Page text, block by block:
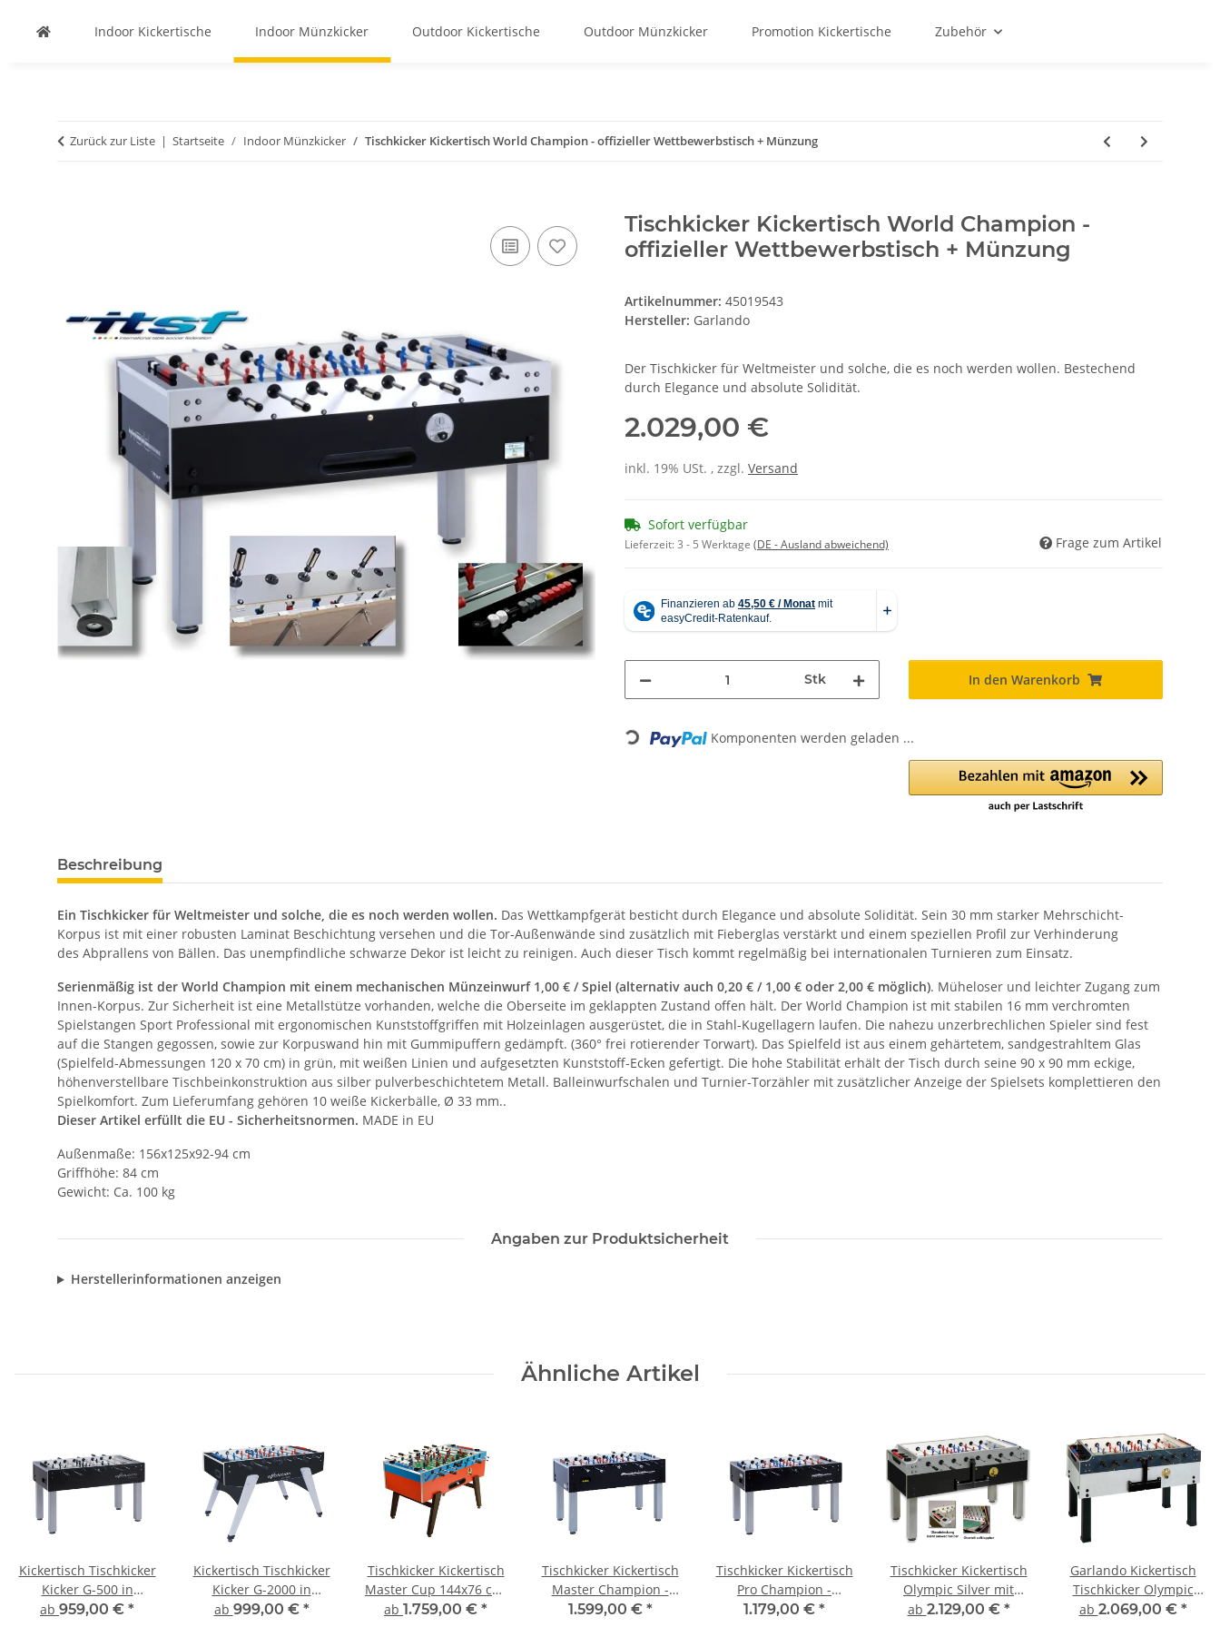
Indoor Kickertische Indoor Münzkicker Outdoor Kickertische Outdoor Münzkicker Promotion Kickertische Zubehör
Zurück zur Liste Startseite Indoor Münzkicker Tischkicker Kickertisch World Champion - offizieller Wettbewerbstisch + Münzung
Tischkicker Kickertisch World Champion -
offizieller Wettbewerbstisch + Münzung
Artikelnummer: 45019543
Hersteller: Garlando
Der Tischkicker für Weltmeister und solche, die es noch werden wollen. Bestechend
durch Elegance und absolute Solidität.
2.029,00 €
inkl. 19% USt. , zzgl. Versand
Sofort verfügbar
Lieferzeit:3 - 5 Werktage (DE - Ausland abweichend) Frage zum Artikel
Stk In den Warenkorb
Loading... Komponenten werden geladen ...
Beschreibung
Ein Tischkicker für Weltmeister und solche, die es noch werden wollen. Das Wettkampfgerät besticht durch Elegance und absolute Solidität. Sein 30 mm starker Mehrschicht-
Korpus ist mit einer robusten Laminat Beschichtung versehen und die Tor-Außenwände sind zusätzlich mit Fieberglas verstärkt und einem speziellen Profil zur Verhinderung
des Abprallens von Bällen. Das unempfindliche schwarze Dekor ist leicht zu reinigen. Auch dieser Tisch kommt regelmäßig bei internationalen Turnieren zum Einsatz.
Serienmäßig ist der World Champion mit einem mechanischen Münzeinwurf 1,00 € / Spiel (alternativ auch 0,20 € / 1,00 € oder 2,00 € möglich). Müheloser und leichter Zugang zum
Innen-Korpus. Zur Sicherheit ist eine Metallstütze vorhanden, welche die Oberseite im geklappten Zustand offen hält. Der World Champion ist mit stabilen 16 mm verchromten
Spielstangen Sport Professional mit ergonomischen Kunststoffgriffen mit Holzeinlagen ausgerüstet, die in Stahl-Kugellagern laufen. Die nahezu unzerbrechlichen Spieler sind fest
auf die Stangen gegossen, sowie zur Korpuswand hin mit Gummipuffern gedämpft. (360° frei rotierender Torwart). Das Spielfeld ist aus einem gehärtetem, sandgestrahltem Glas
(Spielfeld-Abmessungen 120 x 70 cm) in grün, mit weißen Linien und aufgesetzten Kunststoff-Ecken gefertigt. Die hohe Stabilität erhält der Tisch durch seine 90 x 90 mm eckige,
höhenverstellbare Tischbeinkonstruktion aus silber pulverbeschichtetem Metall. Balleinwurfschalen und Turnier-Torzähler mit zusätzlicher Anzeige der Spielsets komplettieren den
Spielkomfort. Zum Lieferumfang gehören 10 weiße Kickerbälle, Ø 33 mm..
Dieser Artikel erfüllt die EU - Sicherheitsnormen. MADE in EU
Außenmaße: 156x125x92-94 cm
Griffhöhe: 84 cm
Gewicht: Ca. 100 kg
Angaben zur Produktsicherheit
Herstellerinformationen anzeigen
Ähnliche Artikel
Kickertisch Tischkicker
Kicker G-500 in
verschiedenen
ab 959,00 € *
Kickertisch Tischkicker
Kicker G-2000 in
verschiedenen
ab 999,00 € *
Tischkicker Kickertisch
Master Cup 144x76 cm,
100 kg mit
ab 1.759,00 € *
Tischkicker Kickertisch
Master Champion -
offizieller
1.599,00 € *
Tischkicker Kickertisch
Pro Champion -
offizieller
1.179,00 € *
Tischkicker Kickertisch
Olympic Silver mit
Münzung und
ab 2.129,00 € *
Garlando Kickertisch
Tischkicker Olympic
Outdoor Münzeinwurf
ab 2.069,00 € *